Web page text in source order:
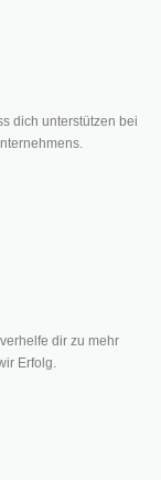
dich unterstützen bei
dir zu mehr
Erfolg.